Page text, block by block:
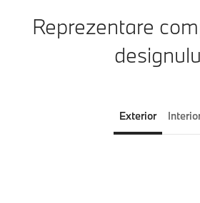
Reprezentare
Exterior